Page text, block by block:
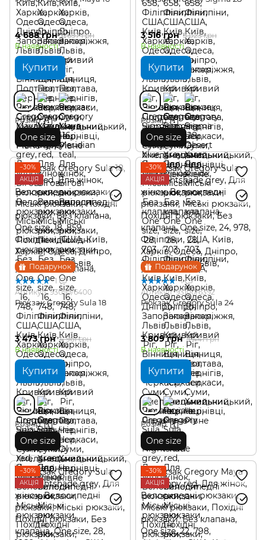
4 688 грн 6 697 грн
В наявності
Купити
Розмір
One size
3 516 грн 5 023 грн
В наявності
Купити
Розмір
One size
Подарунок
−30%
АКЦІЯ
1
Артикул: 93099/6400
Рюкзак Gregory Sula 18
3 473 грн 4 961 грн
В наявності
Купити
Розмір
One size
Подарунок
−30%
АКЦІЯ
1
Артикул: 93100/6392
Рюкзак Gregory Sula 24
3 809 грн 5 441 грн
В наявності
Купити
Розмір
One size
−30%
АКЦІЯ
−30%
АКЦІЯ